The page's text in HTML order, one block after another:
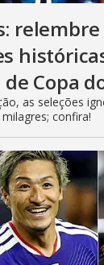
Copa
as seleções
confira!